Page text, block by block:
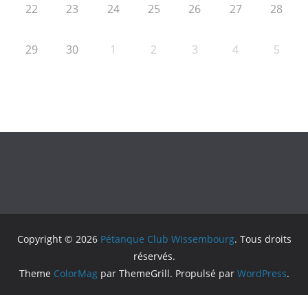
22 23 24 25 26 27 28
29 30 1 2 3 4 5
Copyright © 2026 Pétanque Club Wissembourg. Tous droits
réservés.
Theme ColorMagpar ThemeGrill. Propulsé par WordPress.